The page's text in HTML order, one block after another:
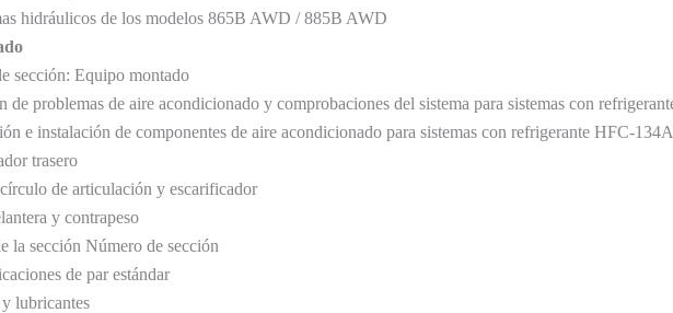
hidráulicos de los modelos 865B AWD / 885B AWD
sección: Equipo montado
de problemas de aire acondicionado y comprobaciones del sistema para sistemas con
e instalación de componentes de aire acondicionado para sistemas con refrigerante HFC-134A
trasero
de articulación y escarificador
y contrapeso
la sección Número de sección
de par estándar
lubricantes